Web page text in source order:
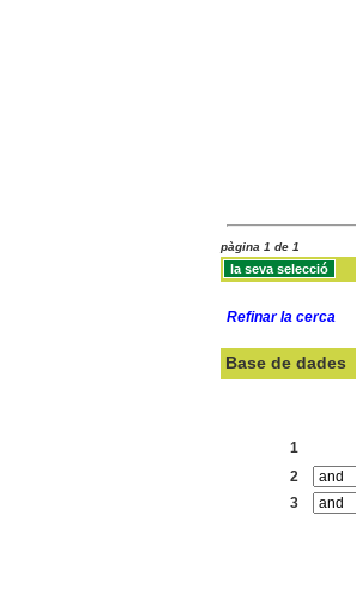
pàgina 1 de 1
Refinar la cerca
Base de dades
1
2
3